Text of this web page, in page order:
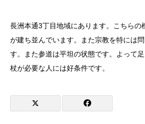
長洲本通3丁目地域にあります。こちらの
が建ち並んでいます。また宗教を特には
す。また参道は平坦の状態です。よって
杖が必要な人には好条件です。